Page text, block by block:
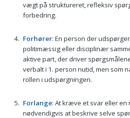
vægt på struktureret, refleksiv
forbedring.
Forhører: En person der
politimæssig eller disciplinær
aktive part, der driver
verbalt i 1. person nutid, men som
rollen i udspørgningen.
Forlange: At kræve et svar eller en
nødvendigvis at beskrive selve